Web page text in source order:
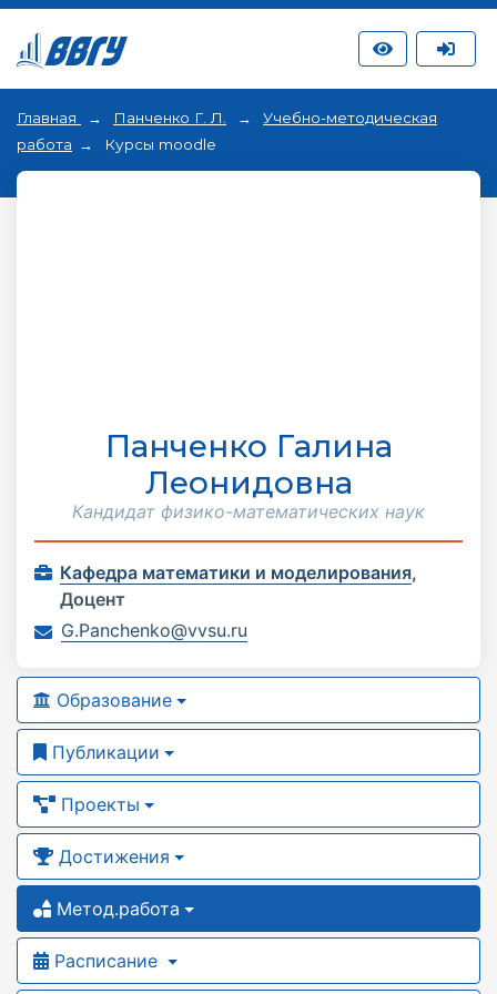
Главная Панченко Г. Л.
Учебно-методическая
работа
Курсы moodle
Панченко Галина
Леонидовна
Кандидат физико-математических наук
Кафедра математики и моделирования,
Доцент
G.Panchenko@vvsu.ru
Образование
Публикации
Проекты
Достижения
Метод.работа
Расписание